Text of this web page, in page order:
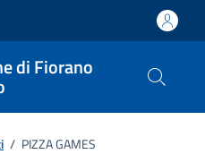
di Fiorano
/ PIZZA GAMES